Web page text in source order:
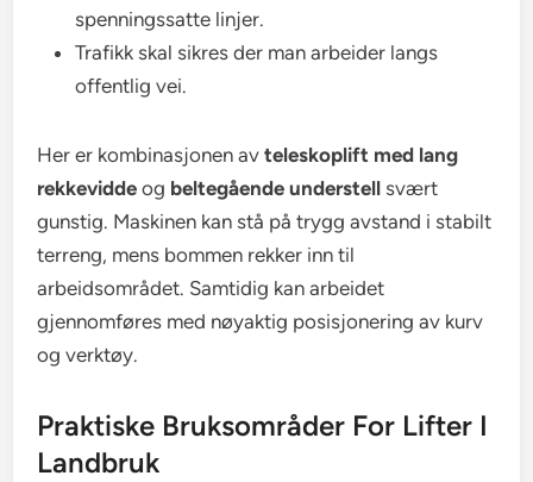
spenningssatte linjer.
Trafikk skal sikres der man arbeider langs
offentlig vei.
Her er kombinasjonen avteleskoplift med lang
rekkevidde og beltegående understell svært
gunstig. Maskinen kan stå på trygg avstand i stabilt
terreng, mens bommen rekker inn til
arbeidsområdet. Samtidig kan arbeidet
gjennomføres med nøyaktig posisjonering av kurv
og verktøy.
Praktiske Bruksområder For Lifter I
Landbruk